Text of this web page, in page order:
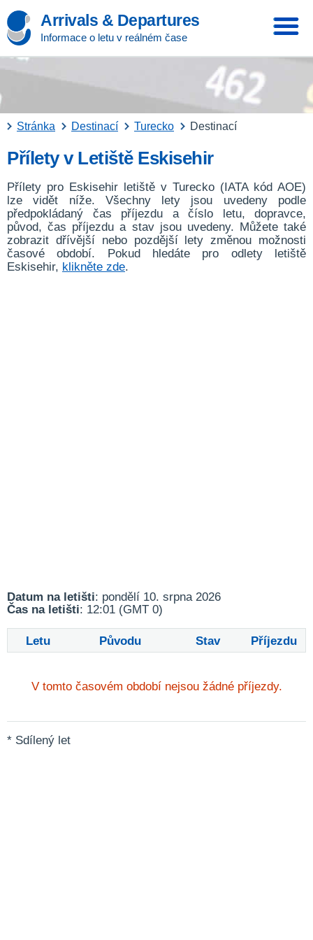
Arrivals & Departures
Informace o letu v reálném čase
Stránka Destinací Turecko Destinací
Přílety v Letiště Eskisehir
Přílety pro Eskisehir letiště v Turecko (IATA kód AOE)
lze vidět níže. Všechny lety jsou uvedeny podle
předpokládaný čas příjezdu a číslo letu, dopravce,
původ, čas příjezdu a stav jsou uvedeny. Můžete také
zobrazit dřívější nebo pozdější lety změnou možnosti
časové období. Pokud hledáte pro odlety letiště
Eskisehir, klikněte zde.
Datum na letišti: pondělí 10. srpna 2026
Čas na letišti: 12:01 (GMT 0)
Letu Původu Stav Příjezdu
V tomto časovém období nejsou žádné příjezdy.
* Sdílený let